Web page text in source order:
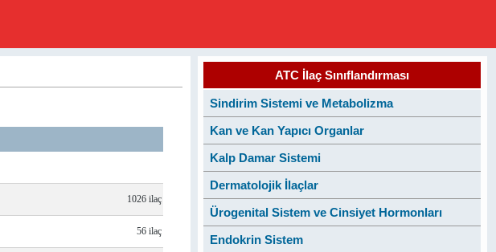
1026 ilaç
56 ilaç
ATC İlaç Sınıflandırması
Sindirim Sistemi ve Metabolizma
Kan ve Kan Yapıcı Organlar
Kalp Damar Sistemi
Dermatolojik İlaçlar
Ürogenital Sistem ve Cinsiyet Hormonları
Endokrin Sistem